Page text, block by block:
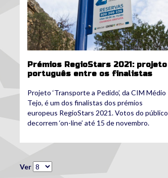
Prémios RegioStars 2021: projeto
português entre os finalistas
Projeto ‘Transporte a Pedido’, da CIM Médio
Tejo, é um dos finalistas dos prémios
europeus RegioStars 2021. Votos do público
decorrem ‘on-line’ até 15 de novembro.
Ver